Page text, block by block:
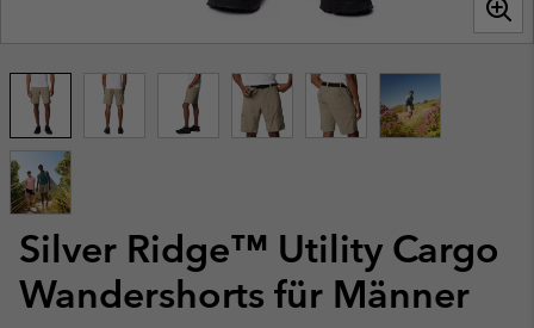
Silver Ridge™ Utility Cargo
Wandershorts für Männer